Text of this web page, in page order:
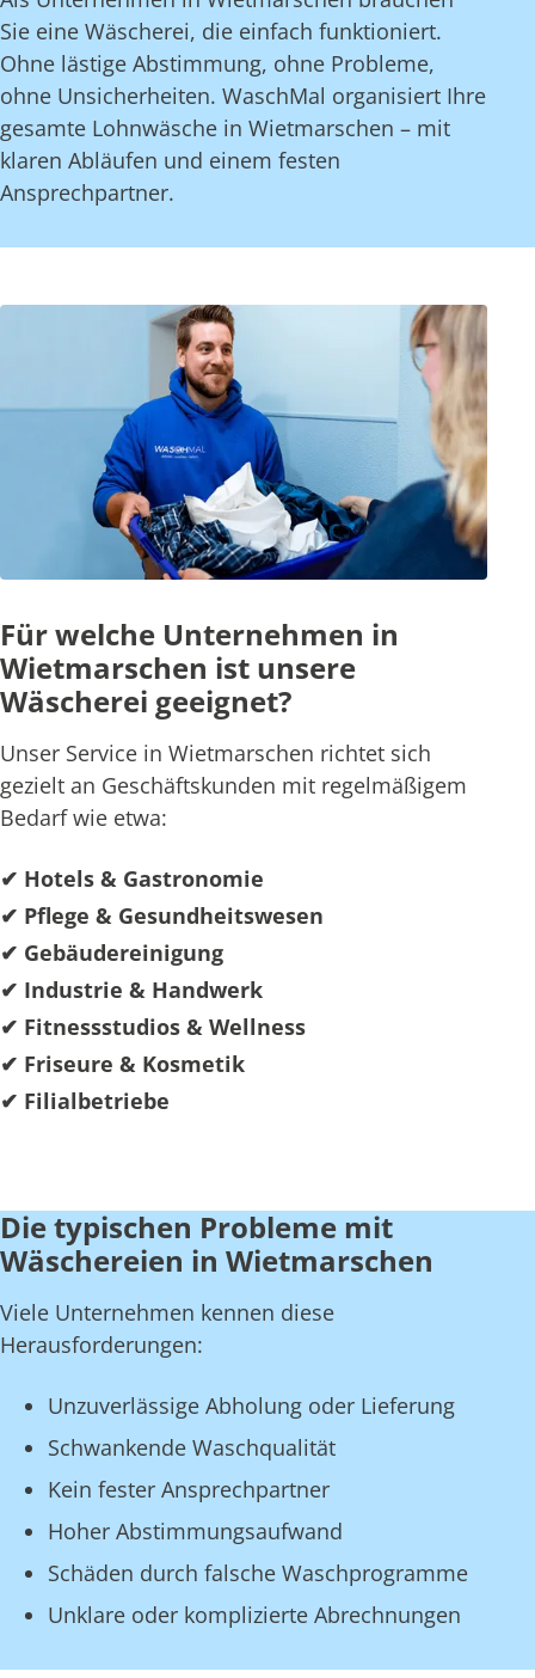
Sie eine Wäscherei, die einfach funktioniert.
Ohne lästige Abstimmung, ohne Probleme,
ohne Unsicherheiten. WaschMal organisiert Ihre
gesamte Lohnwäsche in Wietmarschen – mit
klaren Abläufen und einem festen
Ansprechpartner.
Für welche Unternehmen in
Wietmarschen ist unsere
Wäscherei geeignet?
Unser Service in Wietmarschen richtet sich
gezielt an Geschäftskunden mit regelmäßigem
Bedarf wie etwa:
✔ Hotels & Gastronomie
✔ Pflege & Gesundheitswesen
✔ Gebäudereinigung
✔ Industrie & Handwerk
✔ Fitnessstudios & Wellness
✔ Friseure & Kosmetik
✔ Filialbetriebe
Die typischen Probleme mit
Wäschereien in Wietmarschen
Viele Unternehmen kennen diese
Herausforderungen:
Unzuverlässige Abholung oder Lieferung
Schwankende Waschqualität
Kein fester Ansprechpartner
Hoher Abstimmungsaufwand
Schäden durch falsche Waschprogramme
Unklare oder komplizierte Abrechnungen